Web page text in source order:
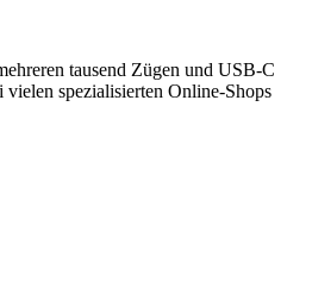
tausend Zügen und USB-C
spezialisierten Online-Shops